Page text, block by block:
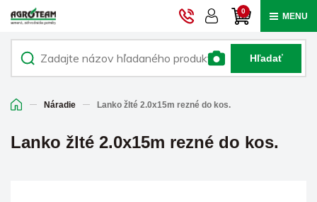
0 MENU
Hľadať
Náradie Lanko žlté 2.0x15m rezné do kos.
Lanko žlté 2.0x15m rezné do kos.